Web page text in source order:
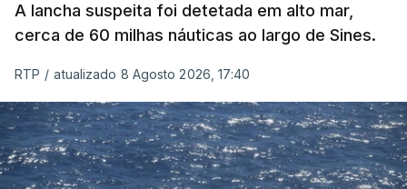
A lancha suspeita foi detetada em alto mar,
cerca de 60 milhas náuticas ao largo de Sines.
RTP / atualizado 8 Agosto 2026, 17:40